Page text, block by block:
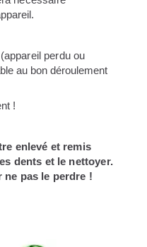
perdu ou
au bon déroulement
!
enlevé et remis
dents et le nettoyer.
ne pas le perdre !